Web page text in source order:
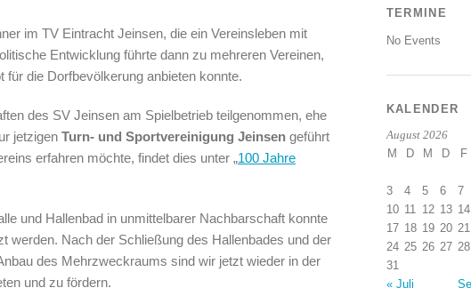
im TV Eintracht Jeinsen, die ein Vereinsleben mit
Entwicklung führte dann zu mehreren Vereinen,
die Dorfbevölkerung anbieten konnte.
des SV Jeinsen am Spielbetrieb teilgenommen, ehe
jetzigen Turn- und Sportvereinigung Jeinsen geführt
erfahren möchte, findet dies unter „100 Jahre
und Hallenbad in unmittelbarer Nachbarschaft konnte
werden. Nach der Schließung des Hallenbades und der
des Mehrzweckraums sind wir jetzt wieder in der
und zu fördern.
TERMINE
No Events
KALENDER
August 2026
M D M D F
3
4 5 6 7
10 11 12 13 14
17 18 19 20 21
24 25 26 27 28
31
« Juli